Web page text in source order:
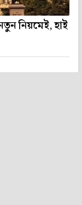
নিয়মেই, হাই